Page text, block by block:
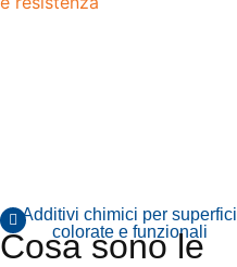
Additivi chimici per superfici
colorate e funzionali
Cosa sono le